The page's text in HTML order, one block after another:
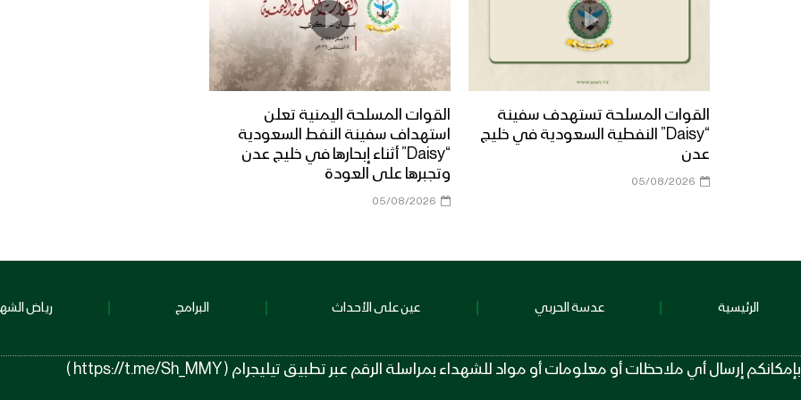
القوات المسلحة تستهدف سفينة
“Daisy” النفطية السعودية في خليج
عدن
05/08/2026
القوات المسلحة اليمنية تعلن
استهداف سفينة النفط السعودية
“Daisy” أثناء إبحارها في خليج عدن
وتجبرها على العودة
05/08/2026
الرئيسية عدسة الحربي عين على الأحداث البرامج رياض
بإمكانكم إرسال أي ملاحظات أو معلومات أو مواد للشهداء بمراسلة الرقم عبر تطبيق تيليجرام ( https://t.me/Sh_MMY )